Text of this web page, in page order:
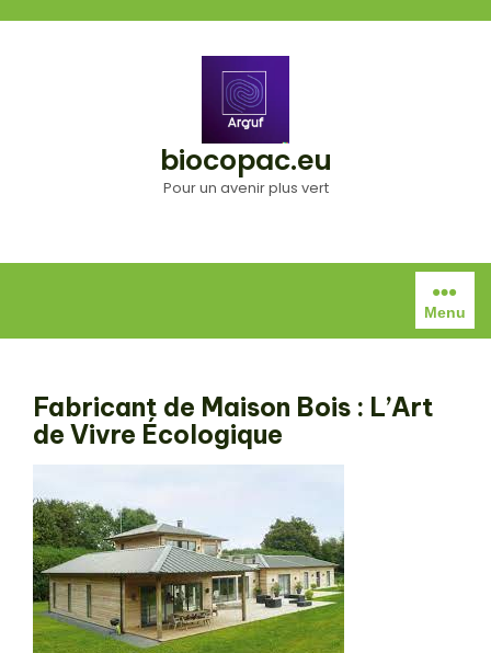
biocopac.eu
Pour un avenir plus vert
Menu
Fabricant de Maison Bois : L’Art
de Vivre Écologique